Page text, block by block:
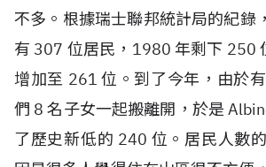
不多。根據瑞士聯邦統計局的紀錄
有 307 位居民，1980 年剩下 250
增加至 261 位。到了今年，由於
們 8 名子女一起搬離開，於是
了歷史新低的 240 位。居民人數